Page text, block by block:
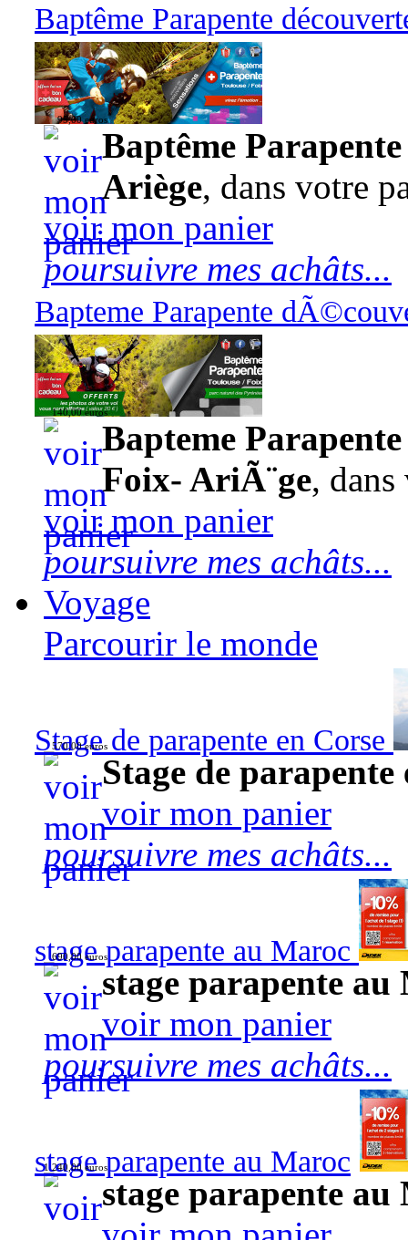
Baptême Parapente
95,00 euros
Baptême
Ariège, dans votre
voir mon panier
poursuivre mes achâts...
Bapteme Parapente
140,00 euros
Bapteme
Foix- AriÃ¨ge,
voir mon panier
poursuivre mes achâts...
Voyage
Parcourir le monde
Stage de parapente en Corse
570,00 euros
Stage de
voir mon panier
poursuivre mes achâts...
stage parapente au Maroc
690,00 euros
stage parapente
voir mon panier
poursuivre mes achâts...
stage parapente au Maroc
1 240,00 euros
stage parapente au